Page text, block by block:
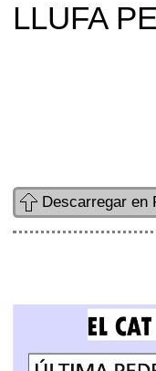
LLUFA
Descarregar en